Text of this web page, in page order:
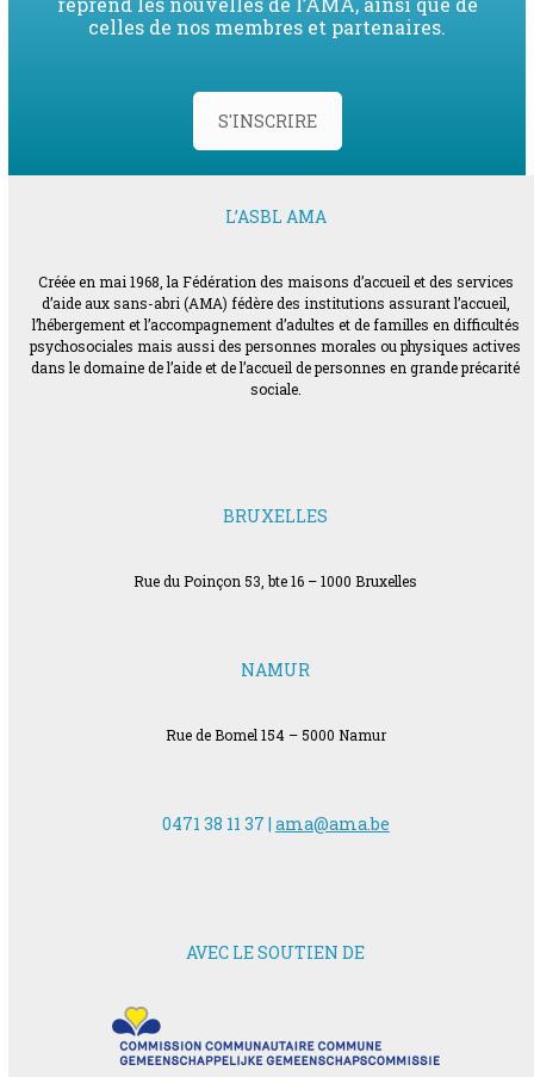
celles de nos membres et partenaires.
S'INSCRIRE
L’ASBL AMA
Créée en mai 1968, la Fédération des maisons d’accueil et des services
d’aide aux sans-abri (AMA) fédère des institutions assurant l’accueil,
l’hébergement et l’accompagnement d’adultes et de familles en difficultés
psychosociales mais aussi des personnes morales ou physiques actives
dans le domaine de l’aide et de l’accueil de personnes en grande précarité
sociale.
BRUXELLES
Rue du Poinçon 53, bte 16 – 1000 Bruxelles
NAMUR
Rue de Bomel 154 – 5000 Namur
0471 38 11 37 | ama@ama.be
AVEC LE SOUTIEN DE